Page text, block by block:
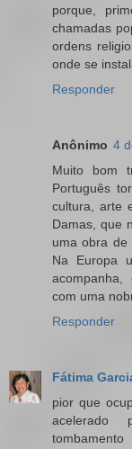
porque,
chamadas
ordens
onde se
Responder
Anônimo 4
Muito bom
Português
cultura, arte
Damas, que
uma obra de
Na Europa
acompanha,
com uma
Responder
Fátima
pior que
acelerado